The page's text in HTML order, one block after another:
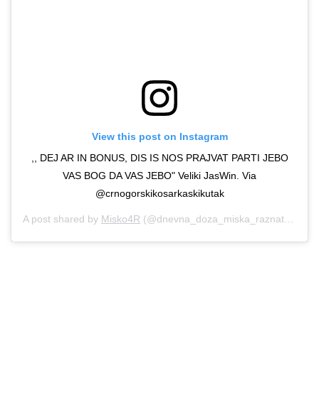
View this post on Instagram
,, DEJ AR IN BONUS, DIS IS NOS PRAJVAT PARTI JEBO
VAS BOG DA VAS JEBO" Veliki JasWin. Via
@crnogorskikosarkaskikutak
A post shared by Misko4R (@dnevna_doza_miska_raznatovica) on